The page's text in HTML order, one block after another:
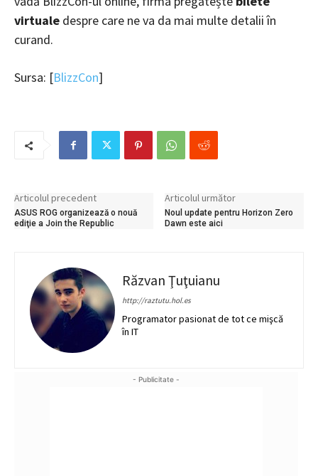
virtuale despre care ne va da mai multe detalii în
curand.
Sursa: [BlizzCon]
Articolul precedent
ASUS ROG organizează o nouă
ediţie a Join the Republic
Articolul următor
Noul update pentru Horizon Zero
Dawn este aici
Răzvan Ţuţuianu
http://raztutu.hol.es
Programator pasionat de tot ce mişcă
în IT
- Publicitate -